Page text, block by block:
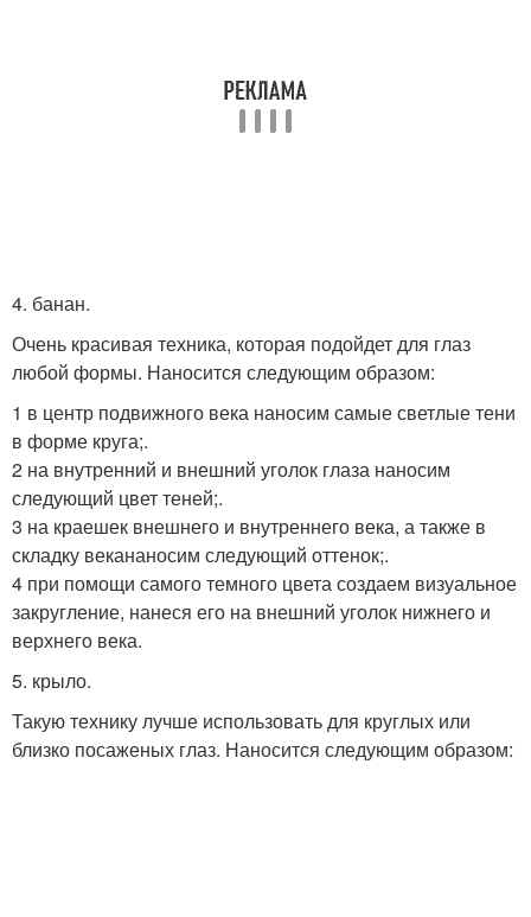
4. банан.
Очень красивая техника, которая подойдет для глаз
любой формы. Наносится следующим образом:
1 в центр подвижного века наносим самые светлые тени
в форме круга;.
2 на внутренний и внешний уголок глаза наносим
следующий цвет теней;.
3 на краешек внешнего и внутреннего века, а также в
складку векананосим следующий оттенок;.
4 при помощи самого темного цвета создаем визуальное
закругление, нанеся его на внешний уголок нижнего и
верхнего века.
5. крыло.
Такую технику лучше использовать для круглых или
близко посаженых глаз. Наносится следующим образом: